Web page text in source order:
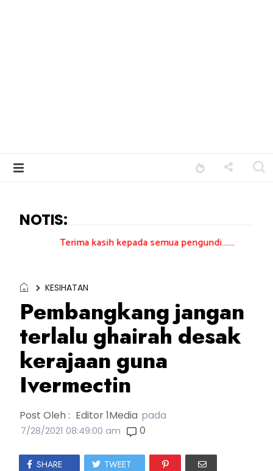
NOTIS:
kasih kepada semua pengundi.......
KESIHATAN
Pembangkang jangan
terlalu ghairah desak
kerajaan guna
Ivermectin
Post Oleh : Editor 1Media pada
7/28/2021 08:49:00 am 0
SHARE TWEET